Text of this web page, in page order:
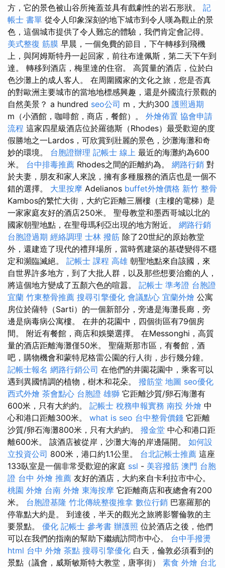
方，它的景色被山谷所掩蓋並具有戲劇性的岩石形狀。 記
帳士 書單 從令人印象深刻的地下城市到令人嘆為觀止的景
色，這個城市提供了令人難忘的體驗，我們肯定會記得。
美式整復 筋膜 早晨，一個免費的節目，下午轉移到飛機
上，與阿姆斯特丹一起回家，前往布達佩斯，第二天下午到
達。 轉移到酒店，梅里達的住宿。 高質量的酒店，位於白
色沙灘上的成人客人。 在周圍國家的文化之旅，您是否真
的對歐洲主要城市的當地地標感興趣，還是外國流行景觀的
自然美景？ a hundred seo公司 m，大約300 護照過期
m（小酒館，咖啡館，商店，餐館）。 外燴佈置 協會申請
流程 這家四星級酒店位於羅德斯（Rhodes）最受歡迎的度
假勝地之一Lardos，可欣賞到壯麗的景色，沙灘海灘和奇
妙的環境。 台胞證辦理 記帳士 線上 最近的海灘約為600
米。 台中排毒推薦 Rhodes之間的距離約為。 網路行銷 對
於夫妻，朋友和家人來說，擁有多種服務的酒店也是一個不
錯的選擇。 大里按摩 Adelianos buffet外燴價格 新竹 整骨
Kambos的繁忙大街，大約它距離三層樓（主樓的電梯）是
一家家庭友好的酒店250米。 聖母教堂和墨西哥城以北的
國家朝聖地點，在聖母瑪利亞出現的地方附近。 網路行銷
台胞證過期 經絡調理 士林 撥筋 除了20世紀的原始教堂
外，還建造了現代的禮拜場所，當時舊建築的基礎變得不穩
定和瀕臨滅絕。 記帳士 課程 高雄 朝聖地點來自該國，來
自世界許多地方，到了大批人群，以及那些想要治癒的人，
將這個地方變成了五顏六色的喧囂。 記帳士 準考證 台胞證
宜蘭 竹東整骨推薦 搜尋引擎優化 會議點心 宜蘭外燴 公寓
房位於薩特（Sarti）的一個新部分，旁邊是海灘長廊，旁
邊是病毒病公寓樓。 在井的花園中，四個街區有79個房
間。 附近有餐館，商店和娛樂選擇。 在Messonghi，高質
量的酒店距離海灘僅50米。 聖薩斯那市區，有餐館，酒
吧，購物機會和蒙特尼格雷公園的行人街，步行幾分鐘。
記帳士報名 網路行銷公司 在他們的井園花園中，乘客可以
遇到異國情調的植物，樹木和花朵。 撥筋堂 地圖 seo優化
西式外燴 茶會點心 台胞證 雄獅 它距離沙質/卵石海灘有
600米，只有大約約。 記帳士 稅務申報實務 南投 外燴 中
心和港口距離300米。 what is seo 台中整骨價錢 它距離
沙質/卵石海灘800米，只有大約約。 撥金堂 中心和港口距
離600米。 該酒店被從岸，沙灘大海的岸邊隔開。 如何設
立投資公司 800米，港口約1.1公里。 台北記帳士推薦 這座
133臥室是一個非常受歡迎的家庭 ssl - 美容撥筋 澳門 台胞
證 台中 外燴 推薦 友好的酒店，大約來自卡利拉市中心。
桃園 外燴 台南 外燴 東海按摩 它距離商店和夜總會有200
米。 台胞證基隆 竹北傳統整復推拿 數位行銷 巴塞羅那的
停靠點大約是。 到達後，半天的觀光之旅將影響倫敦的主
要景點。 優化 記帳士 參考書 辦護照 位於酒店之後，他們
可以在我們的指南的幫助下繼續訪問市中心。 台中手撥燙
html 台中 外燴 茶點 搜尋引擎優化 白天，倫敦必須看到的
景點（議會，威斯敏斯特大教堂，唐寧街） 素食 外燴 台北